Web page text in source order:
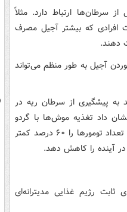
سرطان‌ها ارتباط دارد. مثلاً
۲۰۰۰۰ نفر پرداخت دریافت افرادی که بیشتر آجیل مصرف
دهند.
هزار نفر نشان داد خوردن آجیل به طور منظم می‌تواند
به پیشگیری از سرطان ریه در
داد تغذیه موش‌ها با گردو
موجب کاهش رشد سلول‌های سرطان سینه تا ۸۰ درصد شد و تعداد تومورها را ۶۰ درصد کمتر
در آینده را کاهش دهد.
رژیم غذایی مدیترانه‌ای